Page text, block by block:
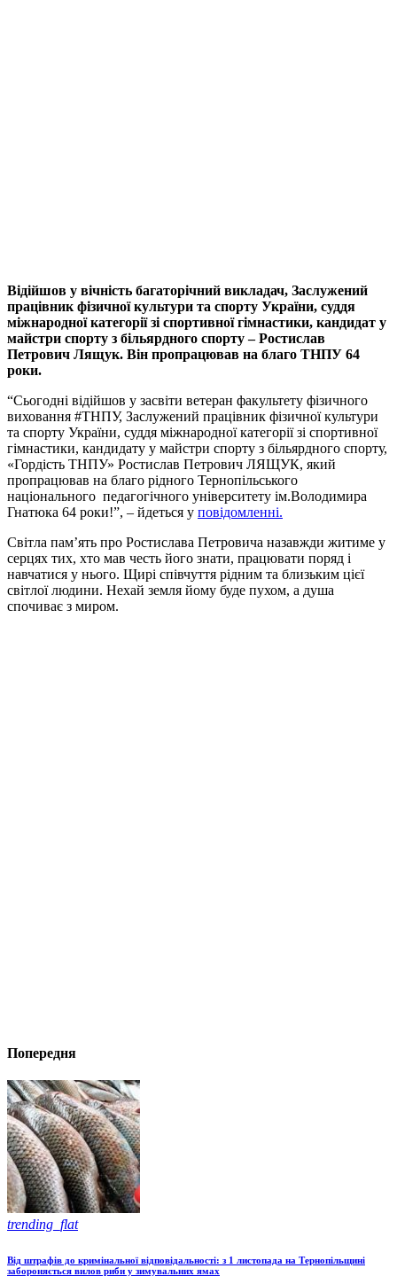
Відійшов у вічність багаторічний викладач, Заслужений
працівник фізичної культури та спорту України, суддя
міжнародної категорії зі спортивної гімнастики, кандидат у
майстри спорту з більярдного спорту – Ростислав
Петрович Лящук. Він пропрацював на благо ТНПУ 64
роки.
“Сьогодні відійшов у засвіти ветеран факультету фізичного
виховання #ТНПУ, Заслужений працівник фізичної культури
та спорту України, суддя міжнародної категорії зі спортивної
гімнастики, кандидату у майстри спорту з більярдного спорту,
«Гордість ТНПУ» Ростислав Петрович ЛЯЩУК, який
пропрацював на благо рідного Тернопільського
національного педагогічного університету ім.Володимира
Гнатюка 64 роки!”, – йдеться у повідомленні.
Світла пам’ять про Ростислава Петровича назавжди житиме у
серцях тих, хто мав честь його знати, працювати поряд і
навчатися у нього. Щирі співчуття рідним та близьким цієї
світлої людини. Нехай земля йому буде пухом, а душа
спочиває з миром.
Попередня
trending_flat
Від штрафів до кримінальної відповідальності: з 1 листопада на Тернопільщині
забороняється вилов риби у зимувальних ямах